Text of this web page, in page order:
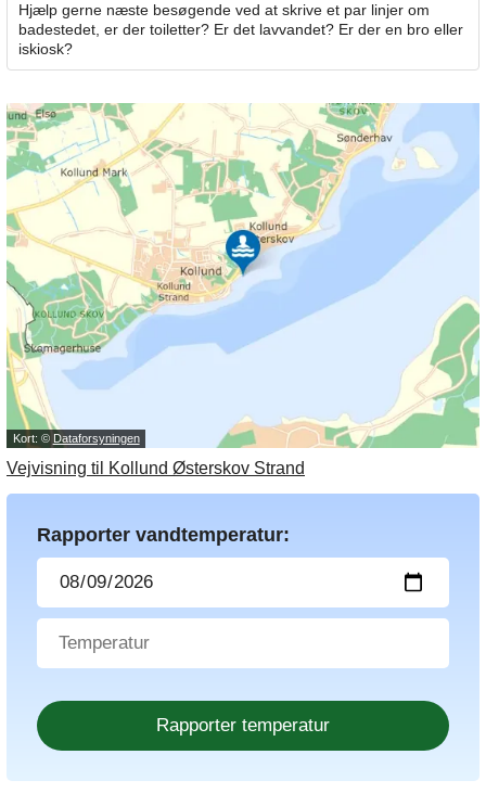
Hjælp gerne næste besøgende ved at skrive et par linjer om
badestedet, er der toiletter? Er det lavvandet? Er der en bro eller
iskiosk?
Kort: © Dataforsyningen
Vejvisning til Kollund Østerskov Strand
Rapporter vandtemperatur: